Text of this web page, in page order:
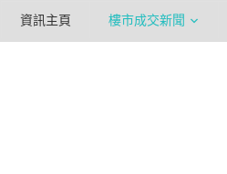
資訊主頁 樓市成交新聞